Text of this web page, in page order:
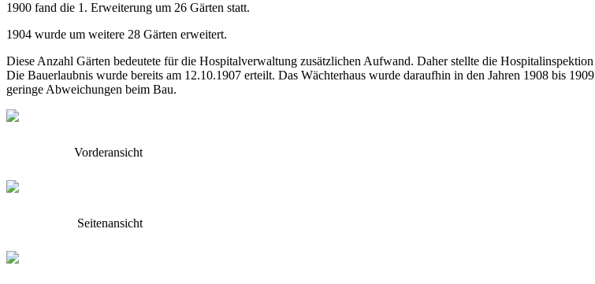
1900 fand die 1. Erweiterung um 26 Gärten statt.
1904 wurde um weitere 28 Gärten erweitert.
Diese Anzahl Gärten bedeutete für die Hospitalverwaltung zusätzlichen Aufwand. Daher stellte die
Die Bauerlaubnis wurde bereits am 12.10.1907 erteilt. Das Wächterhaus wurde daraufhin in den Jahren 1908 bis
geringe Abweichungen beim Bau.
Vorderansicht
Seitenansicht